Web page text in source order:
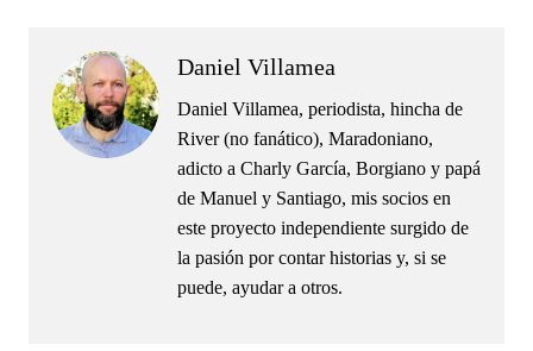
Daniel Villamea
Daniel Villamea, periodista, hincha de
River (no fanático), Maradoniano,
adicto a Charly García, Borgiano y papá
de Manuel y Santiago, mis socios en
este proyecto independiente surgido de
la pasión por contar historias y, si se
puede, ayudar a otros.